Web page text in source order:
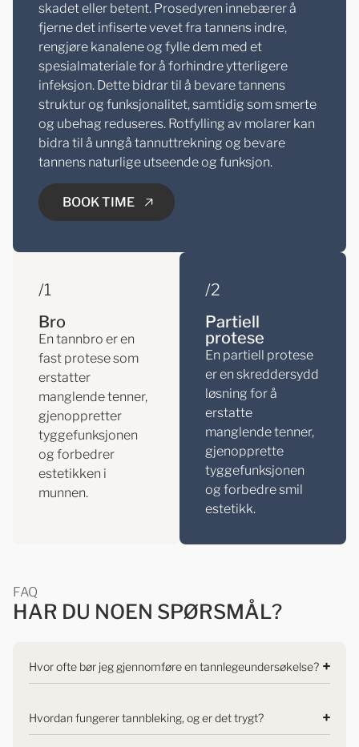
skadet eller betent. Prosedyren innebærer å
fjerne det infiserte vevet fra tannens indre,
rengjøre kanalene og fylle dem med et
spesialmateriale for å forhindre ytterligere
infeksjon. Dette bidrar til å bevare tannens
struktur og funksjonalitet, samtidig som smerte
og ubehag reduseres. Rotfylling av molarer kan
bidra til å unngå tannuttrekning og bevare
tannens naturlige utseende og funksjon.
BOOK TIME
/1
Bro
En tannbro er en
fast protese som
erstatter
manglende tenner,
gjenoppretter
tyggefunksjonen
og forbedrer
estetikken i
munnen.
/2
Partiell
protese
En partiell protese
er en skreddersydd
løsning for å
erstatte
manglende tenner,
gjenopprette
tyggefunksjonen
og forbedre smil
estetikk.
FAQ
HAR DU NOEN SPØRSMÅL?
Hvor ofte bør jeg gjennomføre en tannlegeundersøkelse?
Hvordan fungerer tannbleking, og er det trygt?